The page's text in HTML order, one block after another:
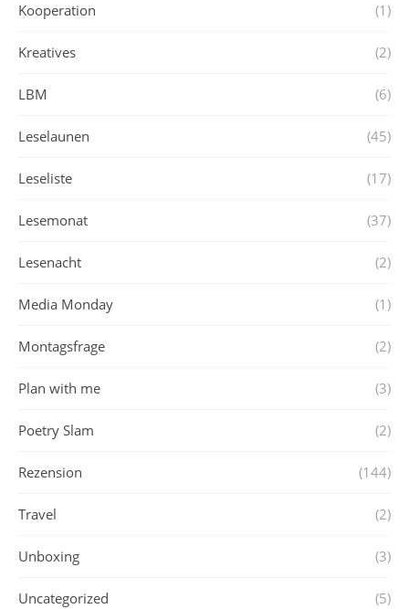
Kooperation (1)
Kreatives (2)
LBM (6)
Leselaunen (45)
Leseliste (17)
Lesemonat (37)
Lesenacht (2)
Media Monday (1)
Montagsfrage (2)
Plan with me (3)
Poetry Slam (2)
Rezension (144)
Travel (2)
Unboxing (3)
Uncategorized (5)